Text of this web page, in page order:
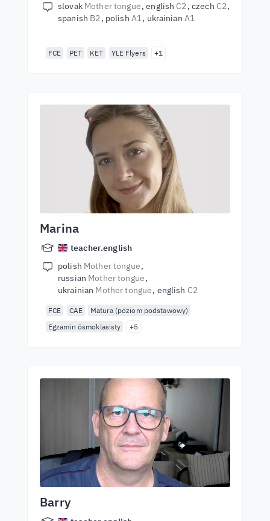
slovak Mother tongue english C2 czech C2
spanish B2 polish A1 ukrainian A1
FCE PET KET YLE Flyers +1
Marina
teacher.english
polish Mother tongue
russian Mother tongue
ukrainian Mother tongue english C2
FCE CAE
Matura (poziom podstawowy)
Egzamin ósmoklasisty
+5
Barry